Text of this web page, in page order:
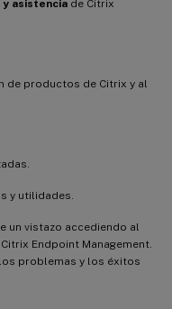
asistencia de Citrix
de productos de Citrix y al
y utilidades.
un vistazo accediendo al
Endpoint Management.
problemas y los éxitos